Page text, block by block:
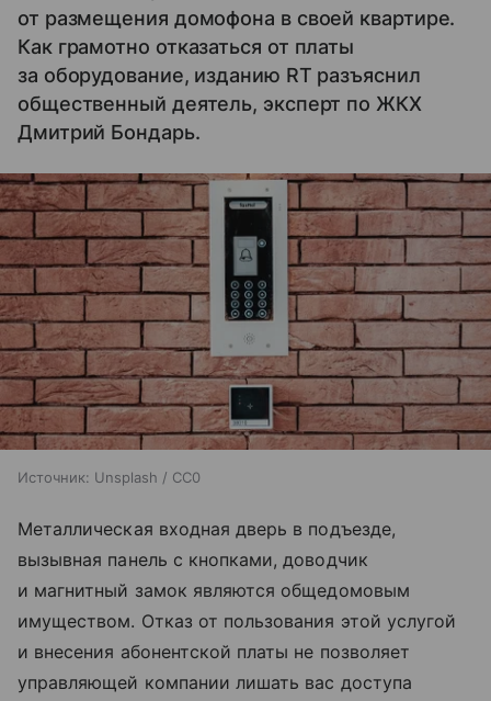
от размещения домофона в своей квартире.
Как грамотно отказаться от платы
за оборудование, изданию RT разъяснил
общественный деятель, эксперт по ЖКХ
Дмитрий Бондарь.
Источник: Unsplash / CC0
Металлическая входная дверь в подъезде,
вызывная панель с кнопками, доводчик
и магнитный замок являются общедомовым
имуществом. Отказ от пользования этой услугой
и внесения абонентской платы не позволяет
управляющей компании лишать вас доступа